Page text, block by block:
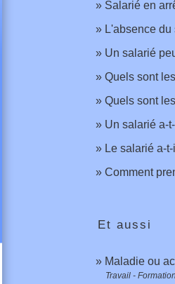
Salarié en
L'absence
Un salarié
Quels sont
Quels sont
Un salarié a-
Le salarié a-
Comment
Et aussi
Maladie ou
Travail - Formation